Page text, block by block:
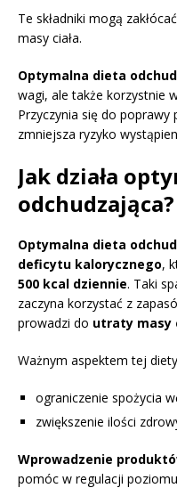
Te składniki mogą
masy ciała.
Optymalna dieta
wagi, ale także korzystnie
Przyczynia się do
zmniejsza ryzyko
Jak działa
odchudzająca?
Optymalna dieta
deficytu kalorycznego,
500 kcal dziennie. Taki
zaczyna korzystać z
prowadzi do utraty masy
Ważnym aspektem tej
ograniczenie spożycia
zwiększenie ilości
Wprowadzenie
pomóc w regulacji